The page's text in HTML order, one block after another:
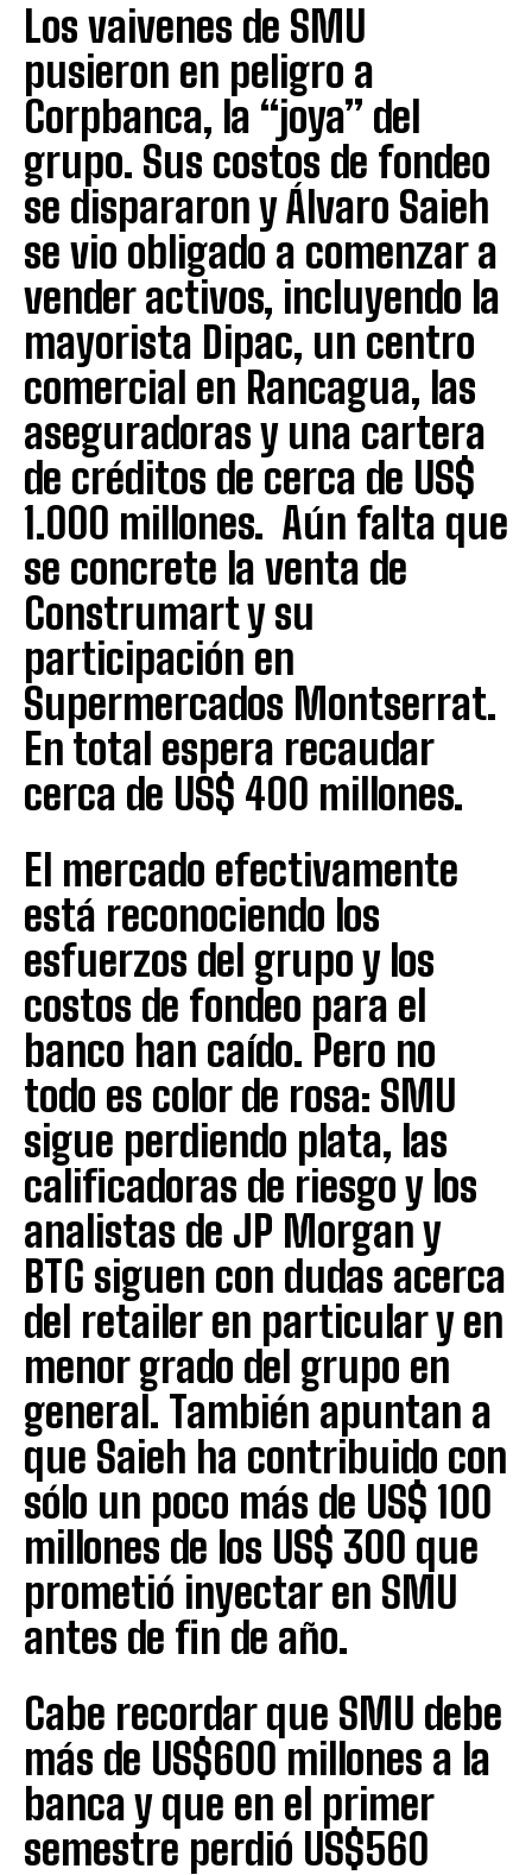
Los vaivenes de SMU
pusieron en peligro a
Corpbanca, la “joya” del
grupo. Sus costos de fondeo
se dispararon y Álvaro Saieh
se vio obligado a comenzar a
vender activos, incluyendo la
mayorista Dipac, un centro
comercial en Rancagua, las
aseguradoras y una cartera
de créditos de cerca de US$
1.000 millones. Aún falta que
se concrete la venta de
Construmart y su
participación en
Supermercados Montserrat.
En total espera recaudar
cerca de US$ 400 millones.
El mercado efectivamente
está reconociendo los
esfuerzos del grupo y los
costos de fondeo para el
banco han caído. Pero no
todo es color de rosa: SMU
sigue perdiendo plata, las
calificadoras de riesgo y los
analistas de JP Morgan y
BTG siguen con dudas acerca
del retailer en particular y en
menor grado del grupo en
general. También apuntan a
que Saieh ha contribuido con
sólo un poco más de US$ 100
millones de los US$ 300 que
prometió inyectar en SMU
antes de fin de año.
Cabe recordar que SMU debe
más de US$600 millones a la
banca y que en el primer
semestre perdió US$560